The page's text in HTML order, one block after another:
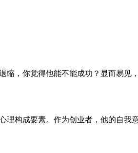
，你觉得他能不能成功？显而易
构成要素。作为创业者，他的自